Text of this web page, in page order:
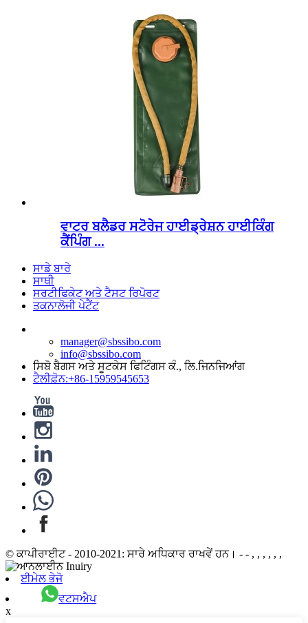
ਵਾਟਰ ਬਲੈਡਰ ਸਟੋਰੇਜ ਹਾਈਡ੍ਰੇਸ਼ਨ ਹਾਈਕਿੰਗ
ਕੈਂਪਿੰਗ ...
ਸਾਡੇ ਬਾਰੇ
ਸਾਥੀ
ਸਰਟੀਫਿਕੇਟ ਅਤੇ ਟੈਸਟ ਰਿਪੋਰਟ
ਤਕਨਾਲੋਜੀ ਪੇਟੈਂਟ
manager@sbssibo.com
info@sbssibo.com
ਸਿਬੋ ਬੈਗਸ ਅਤੇ ਸੂਟਕੇਸ ਫਿਟਿੰਗਸ ਕੰ., ਲਿ.ਜਿਨਜਿਆਂਗ
ਟੈਲੀਫ਼ੋਨ:+86-15959545653
© ਕਾਪੀਰਾਈਟ - 2010-2021: ਸਾਰੇ ਅਧਿਕਾਰ ਰਾਖਵੇਂ ਹਨ। - - , , , , , ,
ਈਮੇਲ ਭੇਜੋ
ਵਟਸਐਪ
x